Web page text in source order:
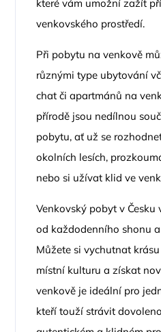
které vám umožní zažít
venkovského prostředí.
Při pobytu na venkově
různými type ubytování
chat či apartmánů na
přírodě jsou nedílnou
pobytu, ať už se
okolních lesích,
nebo si užívat klid ve
Venkovský pobyt v
od každodenního shonu
Můžete si vychutnat
místní kulturu a získat
venkově je ideální pro
kteří touží strávit